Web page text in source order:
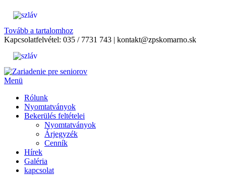
Tovább a tartalomhoz
Kapcsolatfelvétel: 035 / 7731 743 | kontakt@zpskomarno.sk
Menü
Rólunk
Nyomtatványok
Bekerülés feltételei
Nyomtatványok
Árjegyzék
Cenník
Hírek
Galéria
kapcsolat